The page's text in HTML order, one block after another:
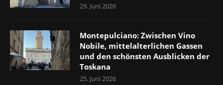
29. Juni 2026
Montepulciano: Zwischen Vino
Nobile, mittelalterlichen Gassen
und den schönsten Ausblicken der
Toskana
25. Juni 2026